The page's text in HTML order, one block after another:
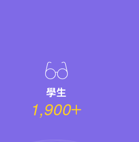
學生
1,900